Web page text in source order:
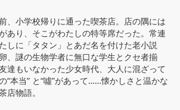
、小学校帰りに通った喫茶店。店の隅には
あり、そこがわたしの特等席だった。常連
しに「タタン」とあだ名を付けた老小説
、謎の生物学者に無口な学生とクセ者揃
達もいなかった少女時代、大人に混ざって
“本当” と“噓”があって……懐かしさと温かな
店物語。